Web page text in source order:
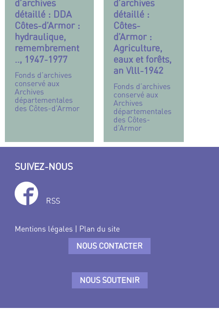
d’archives
détaillé : DDA
Côtes-d’Armor :
hydraulique,
remembrement
.., 1947-1977
Fonds d’archives
conservé aux
Archives
départementales
des Côtes-d’Armor
d’archives
détaillé :
Côtes-
d’Armor :
Agriculture,
eaux et forêts,
an Vlll-1942
Fonds d’archives
conservé aux
Archives
départementales
des Côtes-
d’Armor
SUIVEZ-NOUS
RSS
Mentions légales | Plan du site
NOUS CONTACTER
NOUS SOUTENIR